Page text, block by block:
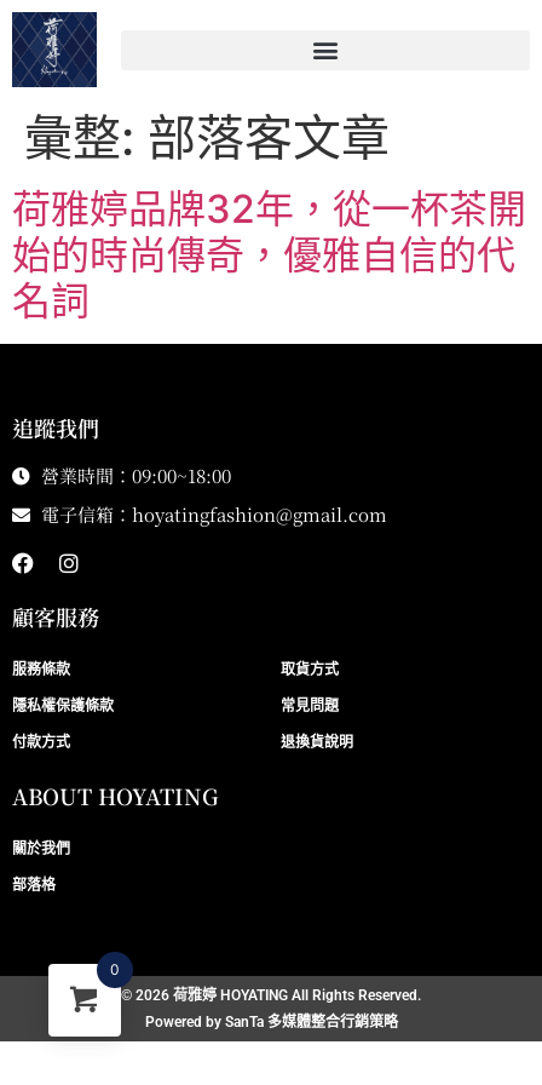
彙整: 部落客文章
荷雅婷品牌32年，從一杯茶開
始的時尚傳奇，優雅自信的代
名詞
追蹤我們
營業時間：09:00~18:00
電子信箱： hoyatingfashion@gmail.com
顧客服務
服務條款
隱私權保護條款
付款方式
取貨方式
常見問題
退換貨說明
ABOUT HOYATING
關於我們
部落格
© 2026 荷雅婷 HOYATING All Rights Reserved.
Powered by SanTa 多媒體整合行銷策略
0